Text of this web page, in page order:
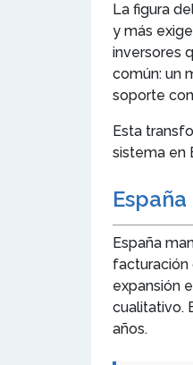
La figura
y más
inversores
común: un
soporte
Esta
sistema en
España
facturación
expansión
cualitativo.
años.